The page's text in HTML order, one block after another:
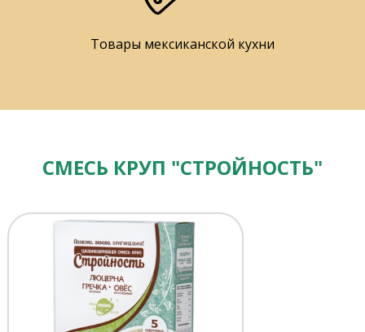
Товары мексиканской кухни
СМЕСЬ КРУП "СТРОЙНОСТЬ"